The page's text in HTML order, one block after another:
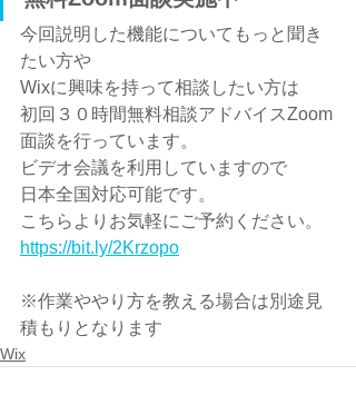
今回説明した機能についてもっと聞き
たい方や
Wixに興味を持って相談したい方は
初回３０時間無料相談アドバイスZoom
面談を行っています。
ビデオ会議を利用していますので
日本全国対応可能です。
こちらよりお気軽にご予約ください。
https://bit.ly/2Krzopo
※作業ややり方を教える場合は別途見
積もりとなります
Wix